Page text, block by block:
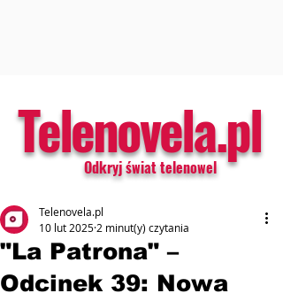
Telenovela.pl
Odkryj świat telenowel
"La Patrona" –
Odcinek 39: Nowa
Telenovela.pl
10 lut 2025 2 minut(y) czytania